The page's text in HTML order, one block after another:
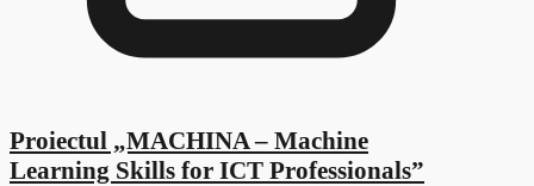
Proiectul „MACHINA – Machine
Learning Skills for ICT Professionals”